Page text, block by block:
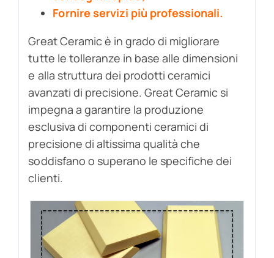
Fornire servizi più professionali.
Great Ceramic è in grado di migliorare
tutte le tolleranze in base alle dimensioni
e alla struttura dei prodotti ceramici
avanzati di precisione. Great Ceramic si
impegna a garantire la produzione
esclusiva di componenti ceramici di
precisione di altissima qualità che
soddisfano o superano le specifiche dei
clienti.